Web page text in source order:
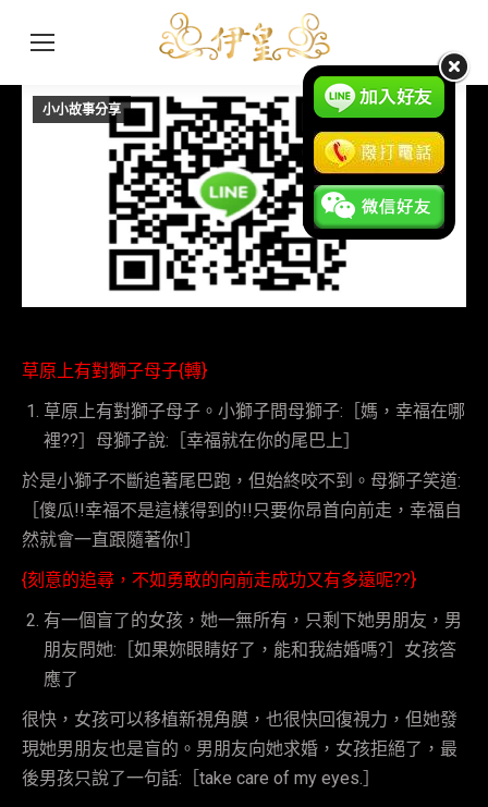
8 月
23
2017
小小故事分享
草原上有對獅子母子{轉}
草原上有對獅子母子。小獅子問母獅子:［媽，幸福在哪
裡??］母獅子說:［幸福就在你的尾巴上］
於是小獅子不斷追著尾巴跑，但始終咬不到。母獅子笑道:
［傻瓜!!幸福不是這樣得到的!!只要你昂首向前走，幸福自
然就會一直跟隨著你!］
{刻意的追尋，不如勇敢的向前走成功又有多遠呢??}
有一個盲了的女孩，她一無所有，只剩下她男朋友，男
朋友問她:［如果妳眼睛好了，能和我結婚嗎?］女孩答
應了
很快，女孩可以移植新視角膜，也很快回復視力，但她發
現她男朋友也是盲的。男朋友向她求婚，女孩拒絕了，最
後男孩只說了一句話:［take care of my eyes.］